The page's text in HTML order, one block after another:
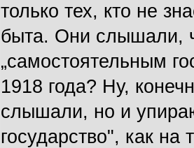
только тех, кто не
быта. Они слышали,
„самостоятельным
1918 года? Ну,
слышали, но и
государство", как